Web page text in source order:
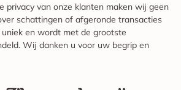
privacy van onze klanten maken wij geen
schattingen of afgeronde transacties
uniek en wordt met de grootste
Wij danken u voor uw begrip en